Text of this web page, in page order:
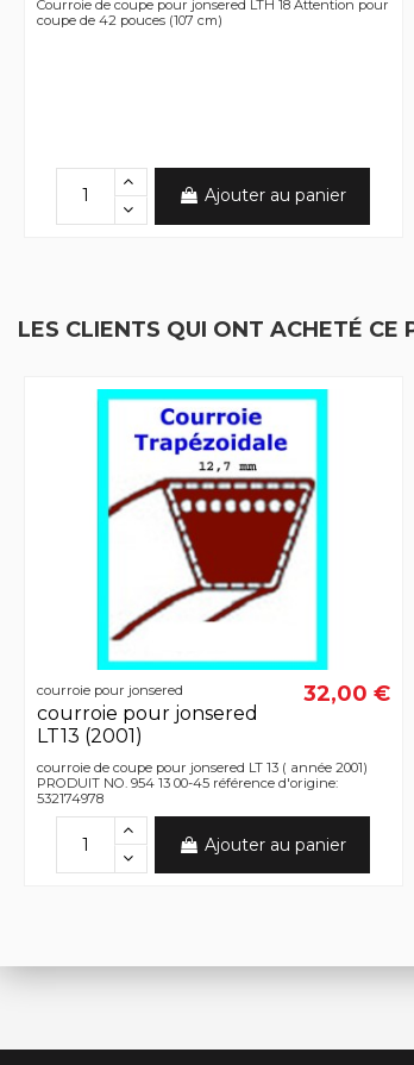
Courroie de coupe pour jonsered LTH 18 Attention pour
coupe de 42 pouces (107 cm)
Ajouter au panier
LES CLIENTS QUI ONT ACHETÉ
courroie pour jonsered
courroie pour jonsered
LT13 (2001)
32,00 €
courroie de coupe pour jonsered LT 13 ( année 2001)
PRODUIT NO. 954 13 00-45 référence d'origine:
532174978
Ajouter au panier